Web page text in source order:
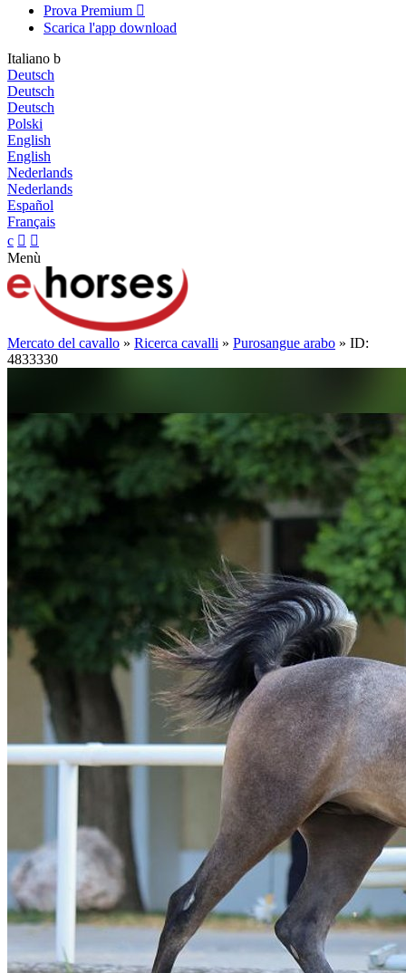
Prova Premium 
Scarica l'app download
Italiano b
Deutsch
Deutsch
Deutsch
Polski
English
English
Nederlands
Nederlands
Español
Français
c  
Menù
Mercato del cavallo » Ricerca cavalli » Purosangue arabo » ID:
4833330